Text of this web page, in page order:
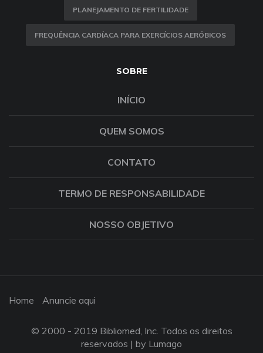
PLANEJAMENTO DE FERTILIDADE
FREQUÊNCIA CARDÍACA PARA EXERCÍCIOS AERÓBICOS
SOBRE
INÍCIO
QUEM SOMOS
CONTATO
TERMO DE RESPONSABILIDADE
NOSSO OBJETIVO
Home Anuncie aqui
© 2000 - 2019 Bibliomed, Inc. Todos os direitos
reservados | by Lumago